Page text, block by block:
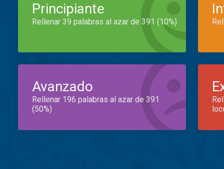
Principiante
Rellenar 39 palabras al azar de 391 (10%)
Avanzado
Rellenar 196 palabras al azar de 391
(50%)